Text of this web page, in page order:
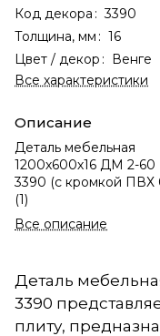
Код декора : 3390
Толщина, мм : 16
Цвет / декор : Венге
Все характеристики
Описание
Деталь мебельная
1200х600х16 ДМ 2-60
3390 (с кромкой ПВХ
(1)
Все описание
Деталь
3390
плиту,